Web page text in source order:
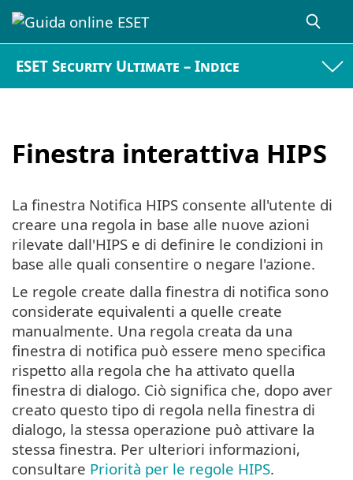
ESET Security Ultimate – Indice
Finestra interattiva HIPS
La finestra Notifica HIPS consente all'utente di
creare una regola in base alle nuove azioni
rilevate dall'HIPS e di definire le condizioni in
base alle quali consentire o negare l'azione.
Le regole create dalla finestra di notifica sono
considerate equivalenti a quelle create
manualmente. Una regola creata da una
finestra di notifica può essere meno specifica
rispetto alla regola che ha attivato quella
finestra di dialogo. Ciò significa che, dopo aver
creato questo tipo di regola nella finestra di
dialogo, la stessa operazione può attivare la
stessa finestra. Per ulteriori informazioni,
consultare Priorità per le regole HIPS.